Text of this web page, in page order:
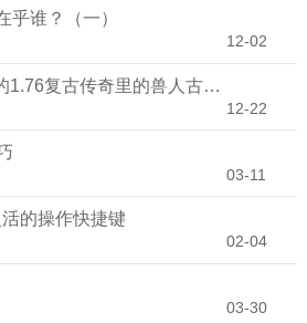
乎谁？（一）
12-02
在cqsf发布网里找到的1.76复古传奇里的兽人古墓要怎么挑战？
12-22
03-11
的操作快捷键
02-04
03-30